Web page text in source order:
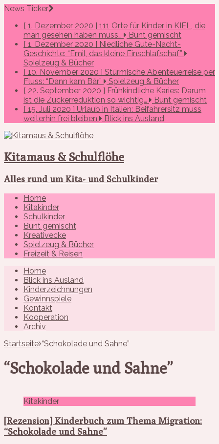
News Ticker
[ 1. Dezember 2020 ] 111 Orte für Kinder in KIEL, die
man gesehen haben muss…
Bunt gemischt
[ 1. Dezember 2020 ] Niedliche Gute-Nacht-
Geschichte: “Emil, das kleine Einschlafschaf”
Spielzeug & Bücher
[ 10. November 2020 ] Stürmische Abenteuerreise per
Fluss: “Dann kam Bär”
Spielzeug & Bücher
[ 22. September 2020 ] Frühkindliche Karies: Darum
ist die Zuckerreduktion so wichtig…
Bunt gemischt
[ 15. Juli 2020 ] Urlaub in Italien: Beifahrersitz muss
weiterhin frei bleiben
Blick ins Ausland
Kitamaus & Schulflöhe
Alles rund um Kita- und Schulkinder
Home
Kitakinder
Schulkinder
Bunt gemischt
Kreativecke
Spielzeug & Bücher
Freizeit & Reisen
Home
Blick ins Ausland
Kinderzeichnungen
Gewinnspiele
Kontakt
Kooperation
Archiv
Startseite “Schokolade und Sahne”
“Schokolade und Sahne”
Kitakinder
[Rezension] Kinderbuch zum Thema Migration:
“Schokolade und Sahne”